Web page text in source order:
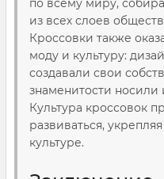
по всему миру,
из всех слоев
Кроссовки также
моду и культуру:
создавали свои
знаменитости носили
Культура кроссовок
развиваться,
культуре.